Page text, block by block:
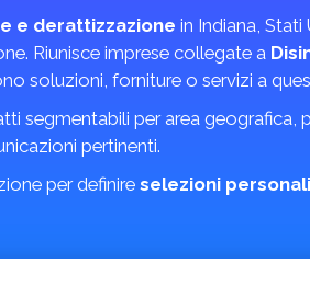
e derattizzazione in Indiana,
Riunisce imprese collegate a
soluzioni, forniture o servizi a
segmentabili per area
pertinenti.
per definire selezioni